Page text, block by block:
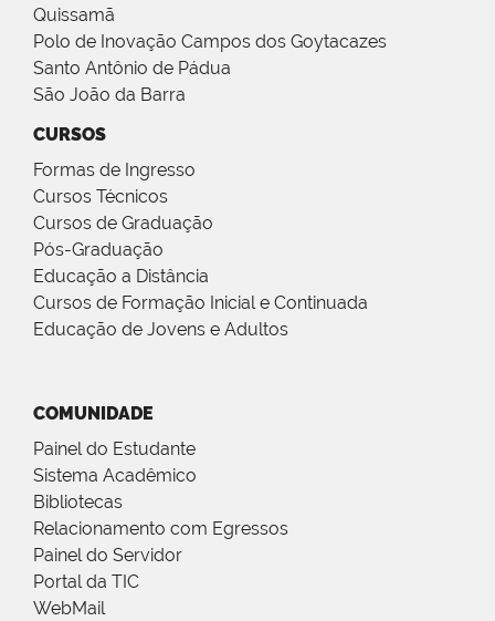
Quissamã
Polo de Inovação Campos dos Goytacazes
Santo Antônio de Pádua
São João da Barra
CURSOS
Formas de Ingresso
Cursos Técnicos
Cursos de Graduação
Pós-Graduação
Educação a Distância
Cursos de Formação Inicial e Continuada
Educação de Jovens e Adultos
COMUNIDADE
Painel do Estudante
Sistema Acadêmico
Bibliotecas
Relacionamento com Egressos
Painel do Servidor
Portal da TIC
WebMail